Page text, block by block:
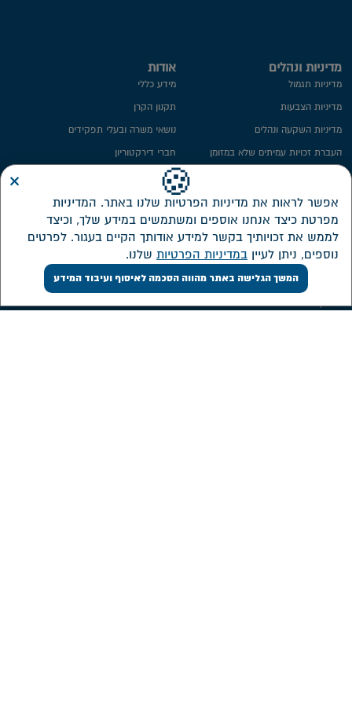
אודות
מידע כללי
תקנון הקרן
נושאי משרה ובעלי תפקידים
חברי דירקטוריון
ועדת השקעות
ועדת הביקורת
ממונה על פניות הציבור
מבנה אחזקות
מדיניות ונהלים
מדיניות תגמול
מדיניות הצבעות
מדיניות השקעה ונהלים
העברת זכויות עמיתים שלא במזומן
מידע סטטיסטי
חתימה ממוחשבת
מדיניות פרטיות​
שירות לקוחות
🍪
אפשר לראות את מדיניות הפרטיות שלנו באתר. המדיניות
מפרטת כיצד אנחנו אוספים ומשתמשים במידע שלך, וכיצד
לממש את זכויותיך בקשר למידע אודותך הקיים בעגור. לפרטים
נוספים, ניתן לעיין במדיניות הפרטיות שלנו.
המשך הגלישה באתר מהווה הסכמה לאיסוף ועיבוד המידע
×